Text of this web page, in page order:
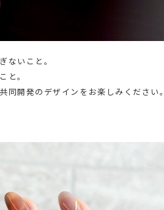
ないこと。
と。
同開発のデザインをお楽しみください。